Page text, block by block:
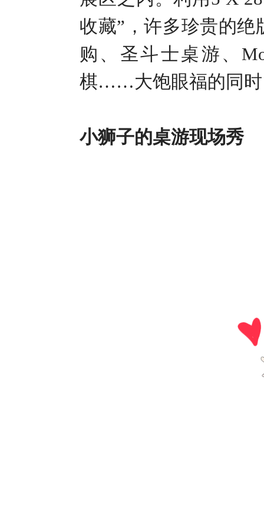
收藏”，许多珍贵的
购、圣斗士桌游、
棋……大饱眼福的同时
小狮子的桌游现场秀